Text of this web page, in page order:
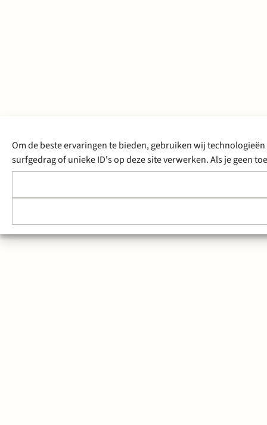
Om de beste ervaringen te bieden, gebruiken wij
surfgedrag of unieke ID's op deze site verwerken. Als je geen